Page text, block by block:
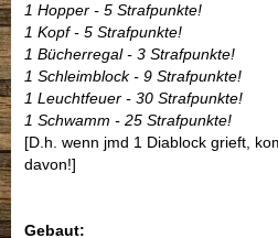
1 Hopper - 5 Strafpunkte!
1 Kopf - 5 Strafpunkte!
1 Bücherregal - 3 Strafpunkte!
1 Schleimblock - 9 Strafpunkte!
1 Leuchtfeuer - 30 Strafpunkte!
1 Schwamm - 25 Strafpunkte!
[D.h. wenn jmd 1 Diablock grieft,
davon!]
Gebaut: